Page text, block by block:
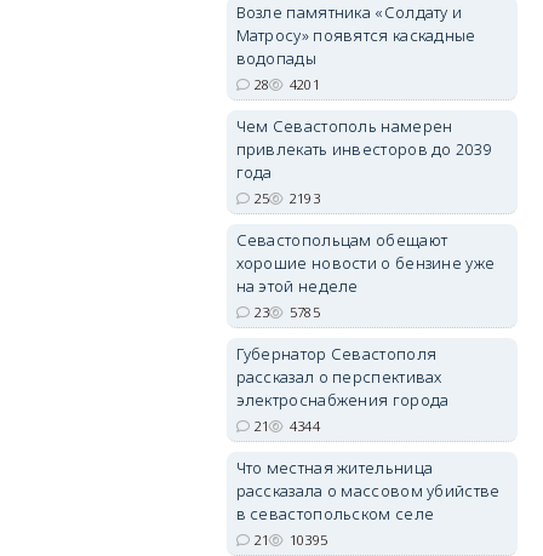
Возле памятника «Солдату и
Матросу» появятся каскадные
водопады
28 4201
Чем Севастополь намерен
привлекать инвесторов до 2039
года
25 2193
Севастопольцам обещают
хорошие новости о бензине уже
на этой неделе
23 5785
Губернатор Севастополя
рассказал о перспективах
электроснабжения города
21 4344
Что местная жительница
рассказала о массовом убийстве
в севастопольском селе
21 10395